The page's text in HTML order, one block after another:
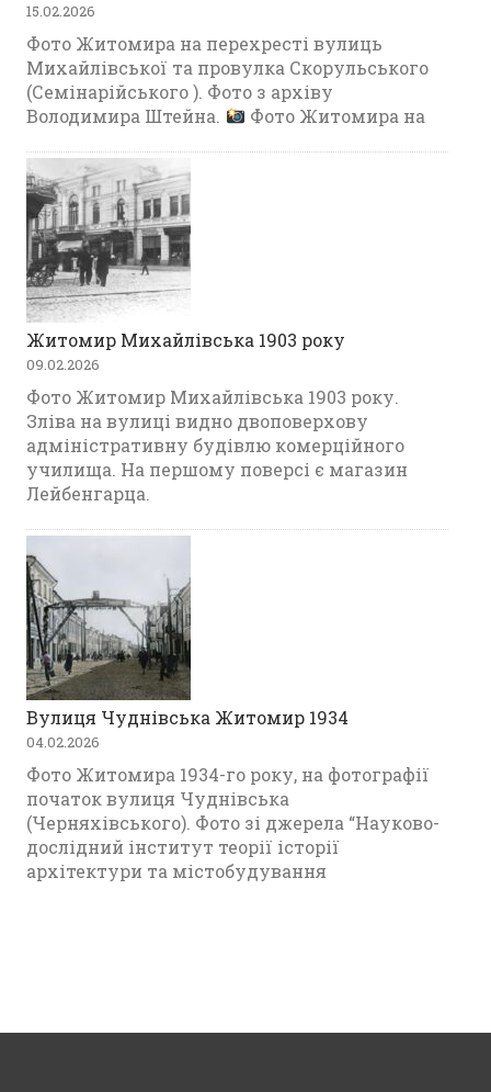
15.02.2026
Фото Житомира на перехресті вулиць
Михайлівської та провулка Скорульського
(Семінарійського ). Фото з архіву
Володимира Штейна.
Фото Житомира на
Житомир Михайлівська 1903 року
09.02.2026
Фото Житомир Михайлівська 1903 року.
Зліва на вулиці видно двоповерхову
адміністративну будівлю комерційного
училища. На першому поверсі є магазин
Лейбенгарца.
Вулиця Чуднівська Житомир 1934
04.02.2026
Фото Житомира 1934-го року, на фотографії
початок вулиця Чуднівська
(Черняхівського). Фото зі джерела “Науково-
дослідний інститут теорії історії
архітектури та містобудування